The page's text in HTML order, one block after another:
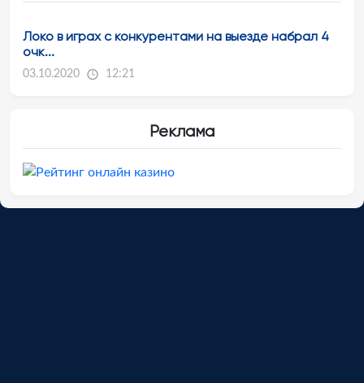
Локо в играх с конкурентами на выезде набрал 4
очк...
03.10.2020 12:21
Реклама